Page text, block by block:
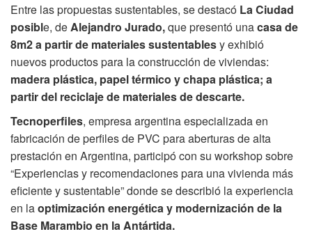
Entre las propuestas sustentables, se destacó La Ciudad
posible, deAlejandro Jurado,que presentó unacasa de
8m2 a partir de materiales sustentablesy exhibió
nuevos productos para la construcción de viviendas:
madera plástica, papel térmico y chapa plástica; a
partir del reciclaje de materiales de descarte.
Tecnoperfiles, empresa argentina especializada en
fabricación de perfiles de PVC para aberturas de alta
prestación en Argentina, participó con su workshop sobre
“Experiencias y recomendaciones para una vivienda más
eficiente y sustentable” donde se describió la experiencia
en laoptimización energética y modernización de la
Base Marambio en la Antártida.